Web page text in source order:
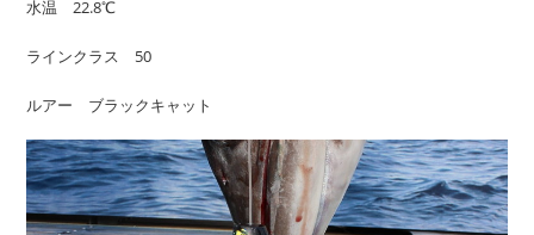
水温 22.8℃
ラインクラス 50
ルアー ブラックキャット